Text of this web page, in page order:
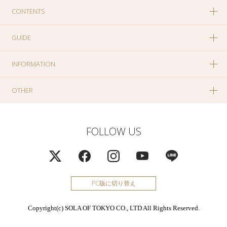
CONTENTS
GUIDE
INFORMATION
OTHER
FOLLOW US
PC版に切り替え
Copyright(c) SOLA OF TOKYO CO., LTD All Rights Reserved.